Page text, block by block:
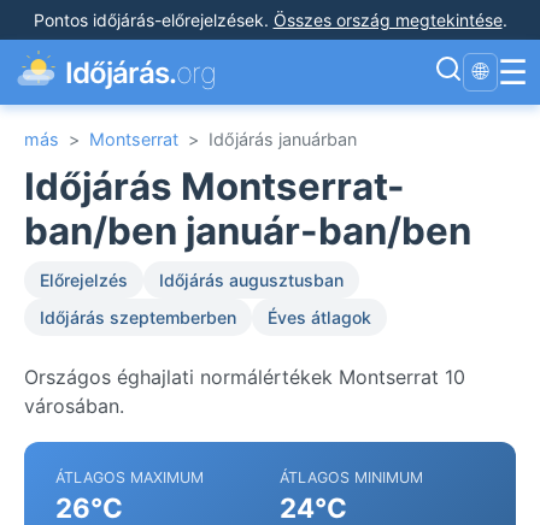
Pontos időjárás-előrejelzések. Összes ország megtekintése.
Időjárás.org 🌐 ☰
más > Montserrat > Időjárás januárban
Időjárás Montserrat-
ban/ben január-ban/ben
Előrejelzés
Időjárás augusztusban
Időjárás szeptemberben
Éves átlagok
Országos éghajlati normálértékek Montserrat 10
városában.
ÁTLAGOS MAXIMUM
26°C
ÁTLAGOS MINIMUM
24°C